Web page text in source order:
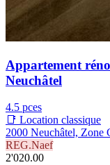
Appartement
Neuchâtel
4.5 pces
📑 Location classique
2000 Neuchâtel, Zone
REG.Naef
2'020.00